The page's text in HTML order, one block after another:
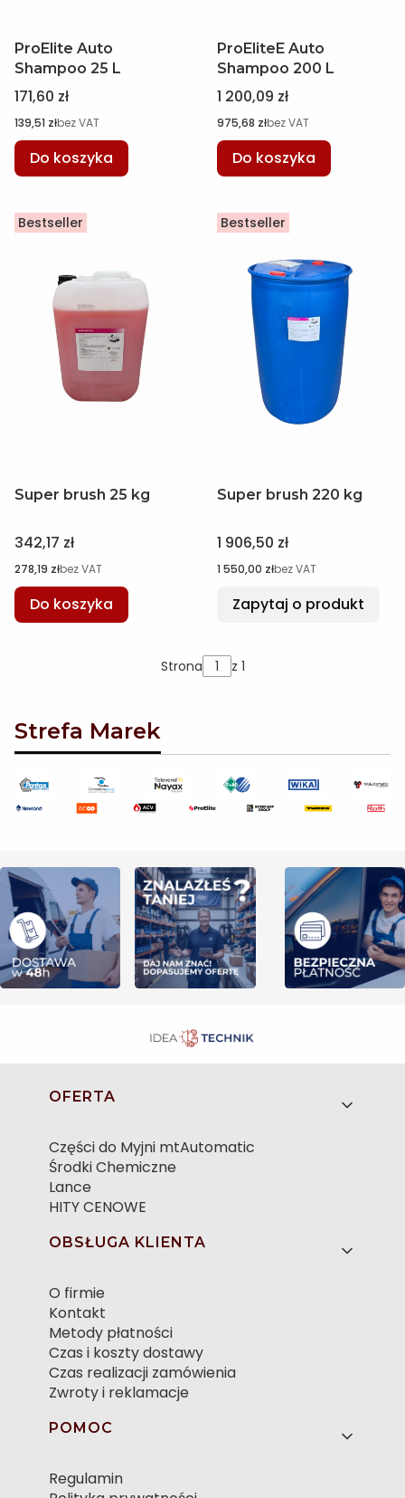
ProElite Auto
Shampoo 25 L
Cena
171,60 zł
Cena
139,51 złbez VAT
Do koszyka
ProEliteE Auto
Shampoo 200 L
Cena
1 200,09 zł
Cena
975,68 złbez VAT
Do koszyka
Bestseller
Super brush 25 kg
Cena
342,17 zł
Cena
278,19 złbez VAT
Do koszyka
Bestseller
Super brush 220 kg
Cena
1 906,50 zł
Cena
1 550,00 złbez VAT
Zapytaj o produkt
Strona z 1
Strefa Marek
Linki w stopce
OFERTA
Części do Myjni mtAutomatic
Środki Chemiczne
Lance
HITY CENOWE
OBSŁUGA KLIENTA
O firmie
Kontakt
Metody płatności
Czas i koszty dostawy
Czas realizacji zamówienia
Zwroty i reklamacje
POMOC
Regulamin